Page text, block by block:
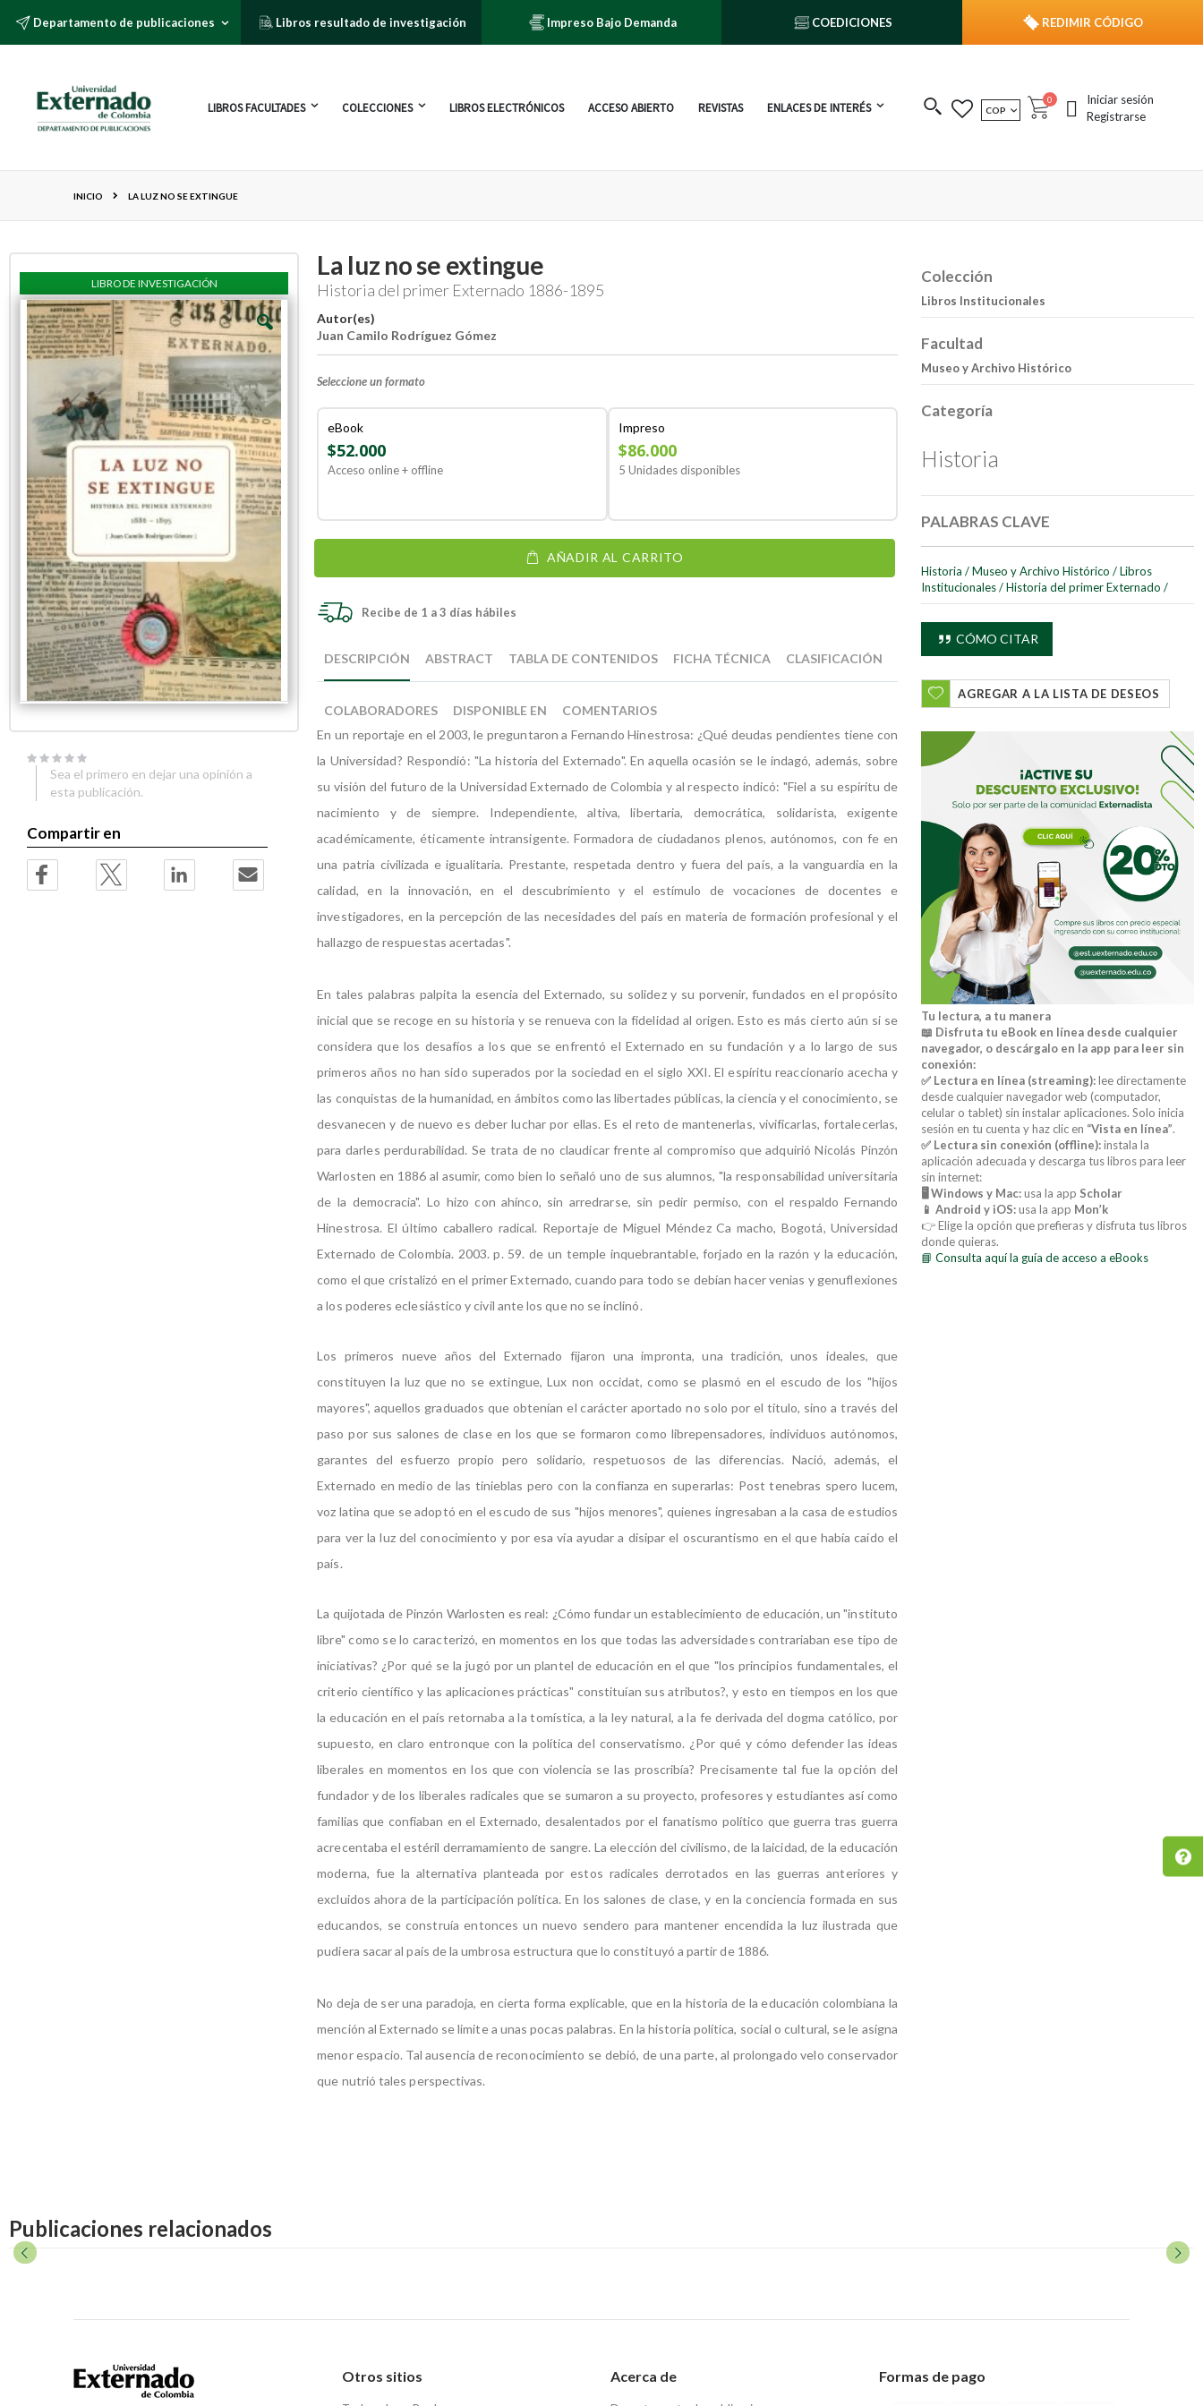
Departamento de publicaciones Libros resultado de investigación Impreso Bajo Demanda COEDICIONES REDIMIR CÓDIGO
LIBROS FACULTADES COLECCIONES LIBROS ELECTRÓNICOS ACCESO ABIERTO REVISTAS ENLACES DE INTERÉS MONEDA
COP Cart
0 publicacionesIniciar sesión
Registrarse
INICIO LA LUZ NO SE EXTINGUE
La luz no se extingue
Historia del primer Externado 1886-1895
Autor(es)
Juan Camilo Rodríguez Gómez
Seleccione un formato
eBook
$52.000
Acceso online + offline
Impreso
$86.000
5 Unidades disponibles
AÑADIR AL CARRITO
Recibe de 1 a 3 días hábiles
to
end
the
images
to
beginning
the
images
DESCRIPCIÓN
En un reportaje en el 2003, le preguntaron a Fernando Hinestrosa: ¿Qué deudas pendientes tiene con
la Universidad? Respondió: "La historia del Externado". En aquella ocasión se le indagó, además, sobre
su visión del futuro de la Universidad Externado de Colombia y al respecto indicó: "Fiel a su espíritu de
nacimiento y de siempre. Independiente, altiva, libertaria, democrática, solidarista, exigente
académicamente, éticamente intransigente. Formadora de ciudadanos plenos, autónomos, con fe en
una patria civilizada e igualitaria. Prestante, respetada dentro y fuera del país, a la vanguardia en la
calidad, en la innovación, en el descubrimiento y el estímulo de vocaciones de docentes e
investigadores, en la percepción de las necesidades del país en materia de formación profesional y el
hallazgo de respuestas acertadas".
En tales palabras palpita la esencia del Externado, su solidez y su porvenir, fundados en el propósito
inicial que se recoge en su historia y se renueva con la fidelidad al origen. Esto es más cierto aún si se
considera que los desafíos a los que se enfrentó el Externado en su fundación y a lo largo de sus
primeros años no han sido superados por la sociedad en el siglo XXI. El espíritu reaccionario acecha y
las conquistas de la humanidad, en ámbitos como las libertades públicas, la ciencia y el conocimiento, se
desvanecen y de nuevo es deber luchar por ellas. Es el reto de mantenerlas, vivificarlas, fortalecerlas,
para darles perdurabilidad. Se trata de no claudicar frente al compromiso que adquirió Nicolás Pinzón
Warlosten en 1886 al asumir, como bien lo señaló uno de sus alumnos, "la responsabilidad universitaria
de la democracia". Lo hizo con ahínco, sin arredrarse, sin pedir permiso, con el respaldo Fernando
Hinestrosa. El último caballero radical. Reportaje de Miguel Méndez Ca macho, Bogotá, Universidad
Externado de Colombia. 2003. p. 59. de un temple inquebrantable, forjado en la razón y la educación,
como el que cristalizó en el primer Externado, cuando para todo se debían hacer venias y genuflexiones
a los poderes eclesiástico y civil ante los que no se inclinó.
Los primeros nueve años del Externado fijaron una impronta, una tradición, unos ideales, que
constituyen la luz que no se extingue, Lux non occidat, como se plasmó en el escudo de los "hijos
mayores", aquellos graduados que obtenían el carácter aportado no solo por el título, sino a través del
paso por sus salones de clase en los que se formaron como librepensadores, individuos autónomos,
garantes del esfuerzo propio pero solidario, respetuosos de las diferencias. Nació, además, el
Externado en medio de las tinieblas pero con la confianza en superarlas: Post tenebras spero lucem,
voz latina que se adoptó en el escudo de sus "hijos menores", quienes ingresaban a la casa de estudios
para ver la luz del conocimiento y por esa vía ayudar a disipar el oscurantismo en el que había caído el
país.
La quijotada de Pinzón Warlosten es real: ¿Cómo fundar un establecimiento de educación, un "instituto
libre" como se lo caracterizó, en momentos en los que todas las adversidades contrariaban ese tipo de
iniciativas? ¿Por qué se la jugó por un plantel de educación en el que "los principios fundamentales, el
criterio científico y las aplicaciones prácticas" constituían sus atributos?, y esto en tiempos en los que
la educación en el país retornaba a la tomística, a la ley natural, a la fe derivada del dogma católico, por
supuesto, en claro entronque con la política del conservatismo. ¿Por qué y cómo defender las ideas
liberales en momentos en los que con violencia se las proscribía? Precisamente tal fue la opción del
fundador y de los liberales radicales que se sumaron a su proyecto, profesores y estudiantes así como
familias que confiaban en el Externado, desalentados por el fanatismo político que guerra tras guerra
acrecentaba el estéril derramamiento de sangre. La elección del civilismo, de la laicidad, de la educación
moderna, fue la alternativa planteada por estos radicales derrotados en las guerras anteriores y
excluidos ahora de la participación política. En los salones de clase, y en la conciencia formada en sus
educandos, se construía entonces un nuevo sendero para mantener encendida la luz ilustrada que
pudiera sacar al país de la umbrosa estructura que lo constituyó a partir de 1886.
No deja de ser una paradoja, en cierta forma explicable, que en la historia de la educación colombiana la
mención al Externado se limite a unas pocas palabras. En la historia política, social o cultural, se le asigna
menor espacio. Tal ausencia de reconocimiento se debió, de una parte, al prolongado velo conservador
que nutrió tales perspectivas.
ABSTRACT TABLA DE CONTENIDOS FICHA TÉCNICA CLASIFICACIÓN
COLABORADORES DISPONIBLE EN COMENTARIOS
LIBRO DE INVESTIGACIÓN
Sea el primero en dejar una opinión a
esta publicación.
Compartir en
Colección
Libros Institucionales
Facultad
Museo y Archivo Histórico
Categoría
Historia
PALABRAS CLAVE
Historia / Museo y Archivo Histórico / Libros
Institucionales / Historia del primer Externado /
CÓMO CITAR
AGREGAR A LA LISTA DE DESEOS
Tu lectura, a tu manera
📖 Disfruta tu eBook en línea desde cualquier
navegador, o descárgalo en la app para leer sin
conexión:
✅ Lectura en línea (streaming):lee directamente
desde cualquier navegador web (computador,
celular o tablet) sin instalar aplicaciones. Solo inicia
sesión en tu cuenta y haz clic en “Vista en línea”.
✅ Lectura sin conexión (offline):instala la
aplicación adecuada y descarga tus libros para leer
sin internet:
🖥️ Windows y Mac:usa la app Scholar
📱 Android y iOS:usa la app Mon’k
👉 Elige la opción que prefieras y disfruta tus libros
donde quieras.
📘 Consulta aquí la guía de acceso a eBooks
Publicaciones relacionados
Otros sitios Acerca de Formas de pago